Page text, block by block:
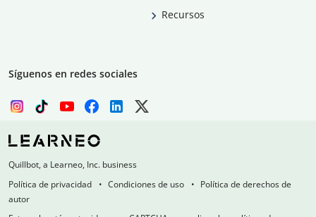
Recursos
Síguenos en redes sociales
Quillbot, a Learneo, Inc. business
Política de privacidad
Condiciones de uso
Política de derechos de
autor